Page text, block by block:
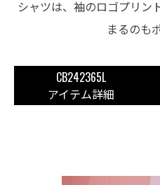
シャツは、袖のロゴプリン
まるのも
CB242365L
アイテム詳細